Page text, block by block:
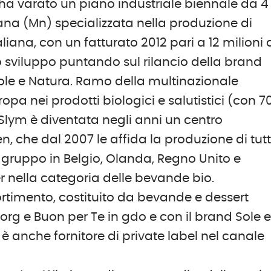
varato un piano industriale biennale da 4
(Mn) specializzata nella produzione di
con un fatturato 2012 pari a 12 milioni
sviluppo puntando sul rilancio della brand
e Natura. Ramo della multinazionale
nei prodotti biologici e salutistici (con
è diventata negli anni un centro
che dal 2007 le affida la produzione di
in Belgio, Olanda, Regno Unito e
nella categoria delle bevande bio.
costituito da bevande e dessert
e Buon per Te in gdo e con il brand Sole e
anche fornitore di private label nel canale